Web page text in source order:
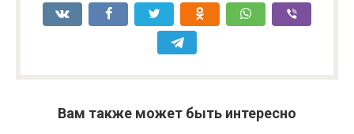
Вам также может быть интересно